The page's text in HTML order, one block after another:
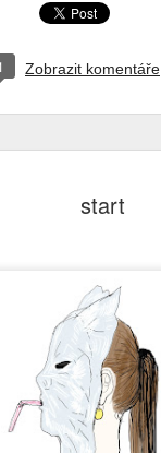
Zobrazit komentáře
start